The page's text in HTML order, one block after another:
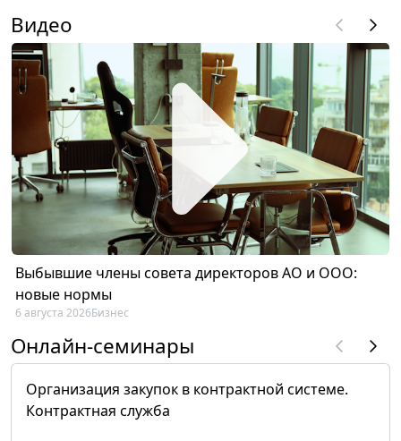
Видео
Выбывшие члены совета директоров АО и ООО:
новые нормы
6 августа 2026Бизнес
Онлайн-семинары
Организация закупок в контрактной системе.
Контрактная служба